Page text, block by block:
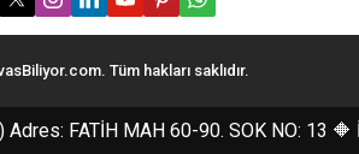
Tüm hakları saklıdır.
FATİH MAH 60-90. SOK NO: 13 🔶